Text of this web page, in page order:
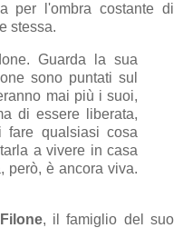
per l'ombra costante di
stessa.
Guarda la sua
sono puntati sul
mai più i suoi,
di essere liberata,
fare qualsiasi cosa
a vivere in casa
però, è ancora viva.
, il famiglio del suo